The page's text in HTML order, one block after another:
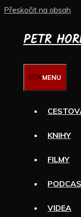
Přeskočit na obsah
PETR
MENU
KNIHY
FILMY
VIDEA